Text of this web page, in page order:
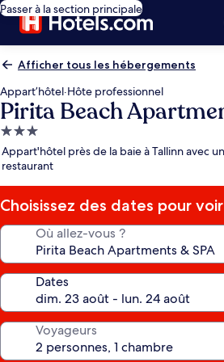
Passer à la section principale
Afficher tous les hébergements
Appart’hôtel·Hôte professionnel
Pirita Beach
Hébergement
3.0 étoiles
Appart'hôtel près de la baie à Tallinn avec
restaurant
Choisissez des dates pour
Où allez-vous ?
Dates
Voyageurs